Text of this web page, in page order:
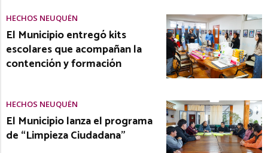
HECHOS NEUQUÉN
El Municipio entregó kits
escolares que acompañan la
contención y formación
HECHOS NEUQUÉN
El Municipio lanza el programa
de “Limpieza Ciudadana”